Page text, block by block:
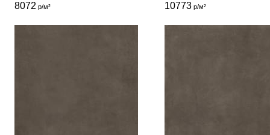
8072 р/м² 10773р/м²